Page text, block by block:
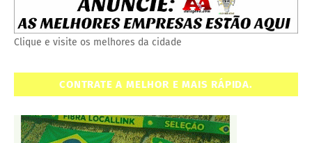
Clique e visite os melhores da cidade
CONTRATE A MELHOR E MAIS RÁPIDA.